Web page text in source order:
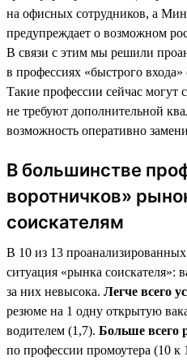
на офисных сотрудников, а
предупреждает о возможном
В связи с этим мы решили
в профессиях «быстрого
Такие профессии сейчас могут
не требуют дополнительной
возможность оперативно
В большинстве
воротничков»
соискателям
В 10 из 13
ситуация «рынка соискателя»:
за них невысока. Легче всего
резюме на 1 одну открытую
водителем (1,7). Больше всего
по профессии промоутера (10 к